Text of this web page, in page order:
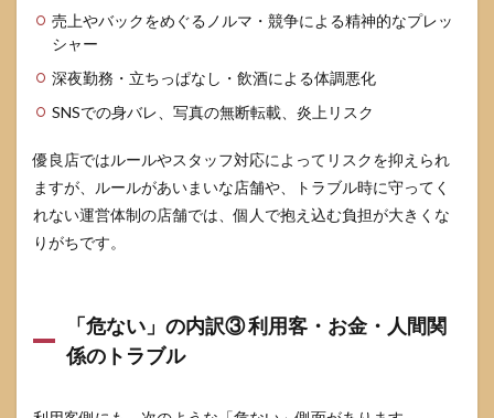
コン
カフ
ェの
比較
表
4
カフ
ェで
働く
とき
の具
4.1
売上やバックをめぐるノルマ・競争による精神的なプレッ
シャー
深夜勤務・立ちっぱなし・飲酒による体調悪化
SNSでの身バレ、写真の無断転載、炎上リスク
優良店ではルールやスタッフ対応によってリスクを抑えられ
ますが、ルールがあいまいな店舗や、トラブル時に守ってく
れない運営体制の店舗では、個人で抱え込む負担が大きくな
りがちです。
「危ない」の内訳③ 利用客・お金・人間関
係のトラブル